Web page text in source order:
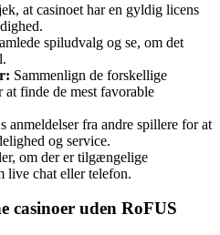
at casinoet har en gyldig licens
spiludvalg og se, om det
Sammenlign de forskellige
at finde de mest favorable
anmeldelser fra andre spillere for at
og service.
om der er tilgængelige
live chat eller telefon.
casinoer uden RoFUS